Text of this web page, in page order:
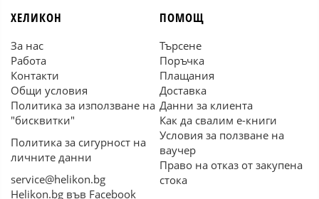
ХЕЛИКОН
За нас
Работа
Контакти
Общи условия
Политика за използване на
"бисквитки"
Политика за сигурност на
личните данни
service@helikon.bg
Helikon.bg във Facebook
ПОМОЩ
Търсене
Поръчка
Плащания
Доставка
Данни за клиента
Как да свалим е-книги
Условия за ползване на
ваучер
Право на отказ от закупена
стока